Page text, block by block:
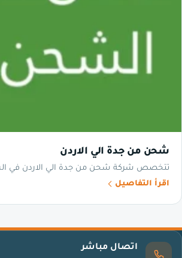
شحن من جدة الي الاردن
تتخصص شركة شحن من جدة الي الاردن في
اقرأ التفاصيل
اتصال مباشر